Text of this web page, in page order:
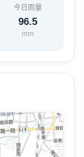
今日雨量
96.5
mm